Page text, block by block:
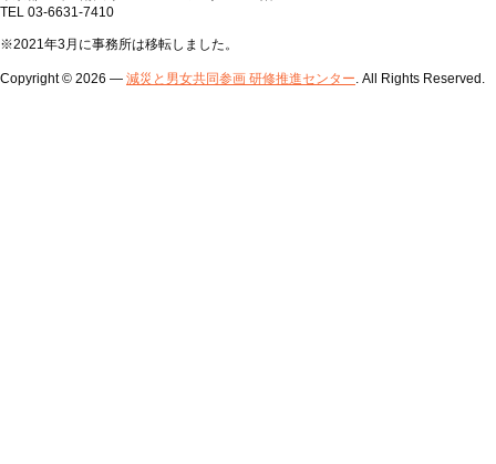
TEL 03-6631-7410
※2021年3月に事務所は移転しました。
Copyright © 2026 — 減災と男女共同参画 研修推進センター. All Rights Reserved.